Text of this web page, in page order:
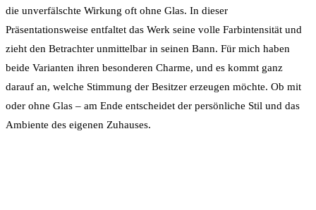
die unverfälschte Wirkung oft ohne Glas. In dieser
Präsentationsweise entfaltet das Werk seine volle Farbintensität und
zieht den Betrachter unmittelbar in seinen Bann. Für mich haben
beide Varianten ihren besonderen Charme, und es kommt ganz
darauf an, welche Stimmung der Besitzer erzeugen möchte. Ob mit
oder ohne Glas – am Ende entscheidet der persönliche Stil und das
Ambiente des eigenen Zuhauses.